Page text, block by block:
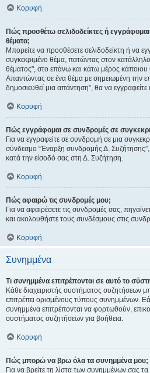
Κορυφή
Πώς προσθέτω σελιδοδείκτες ή
θέματα;
Μπορείτε να προσθέσετε σελιδοδείκτη ή να
συγκεκριμένο θέμα, πατώντας στον
θέματος", στο επάνω και κάτω μέρος
Απαντώντας σε ένα θέμα με σημειωμένη την
δημοσιευθεί μια απάντηση”, θα να
Κορυφή
Πώς εγγράφομαι σε συνδρομές σε
Για να εγγραφείτε σε συνδρομή σε μια
σύνδεσμο “Έναρξη συνδρομής Δ.
κατά την είσοδό σας στη Δ. Συζήτηση.
Κορυφή
Πώς αφαιρώ τις συνδρομές μου;
Για να αφαιρέσετε τις συνδρομές σας,
και ακολουθήστε τους συνδέσμους στις
Κορυφή
Συνημμένα
Τι συνημμένα επιτρέπονται σε αυτό το
Κάθε διαχειριστής συστήματος συζητήσεων
επιτρέπει ορισμένους τύπους συνημμένων.
συνημμένα επιτρέπονται να φορτωθούν,
συστήματος συζητήσεων για βοήθεια.
Κορυφή
Πώς μπορώ να βρω όλα τα συνημμένα μου;
Για να βρείτε τη λίστα των συνημμένων σας